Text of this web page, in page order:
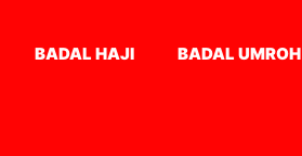
BADAL HAJI BADAL UMROH